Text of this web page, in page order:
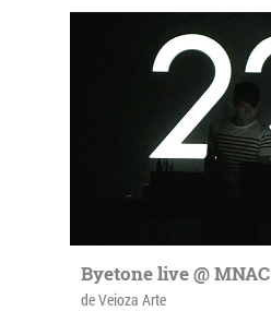
Byetone live @ MNAC
de Veioza Arte